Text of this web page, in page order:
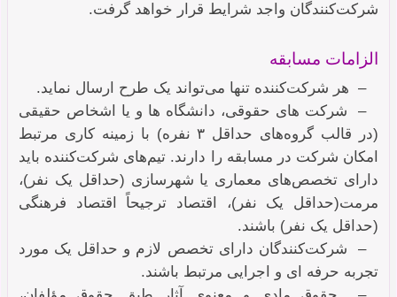
شرکت‌کنندگان واجد شرایط قرار خواهد گرفت.
الزامات مسابقه
– هر شرکت‌کننده تنها می‌تواند یک طرح ارسال نماید.
– شرکت های حقوقی، دانشگاه‌ ها و یا اشخاص حقیقی
(در قالب گروه‌های حداقل ۳ نفره) با زمینه‌ کاری مرتبط
امکان شرکت در مسابقه را دارند. تیم‌های شرکت‌کننده باید
دارای تخصص‌های معماری یا شهرسازی (حداقل یک نفر)،
مرمت(حداقل یک نفر)، اقتصاد ترجیحاً اقتصاد فرهنگی
(حداقل یک نفر) باشند.
– شرکت‌کنندگان دارای تخصص لازم و حداقل یک مورد
تجربه حرفه­ ای و اجرایی مرتبط باشند.